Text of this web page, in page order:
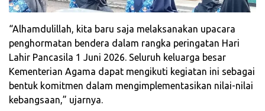
“Alhamdulillah, kita baru saja melaksanakan upacara
penghormatan bendera dalam rangka peringatan Hari
Lahir Pancasila 1 Juni 2026. Seluruh keluarga besar
Kementerian Agama dapat mengikuti kegiatan ini sebagai
bentuk komitmen dalam mengimplementasikan nilai-nilai
kebangsaan,” ujarnya.